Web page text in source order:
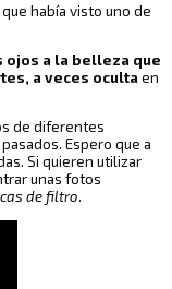
había visto uno de
ojos a la belleza que
a veces oculta en
de diferentes
Espero que a
Si quieren utilizar
unas fotos
de filtro.